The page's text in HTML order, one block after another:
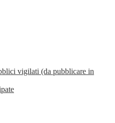
vigilati (da pubblicare in